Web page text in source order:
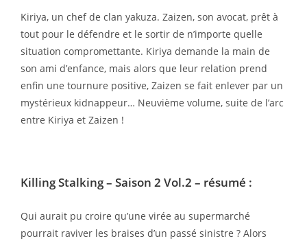
Kiriya, un chef de clan yakuza. Zaizen, son avocat, prêt à
tout pour le défendre et le sortir de n’importe quelle
situation compromettante. Kiriya demande la main de
son ami d’enfance, mais alors que leur relation prend
enfin une tournure positive, Zaizen se fait enlever par un
mystérieux kidnappeur… Neuvième volume, suite de l’arc
entre Kiriya et Zaizen !
Killing Stalking – Saison 2 Vol.2 – résumé :
Qui aurait pu croire qu’une virée au supermarché
pourrait raviver les braises d’un passé sinistre ? Alors